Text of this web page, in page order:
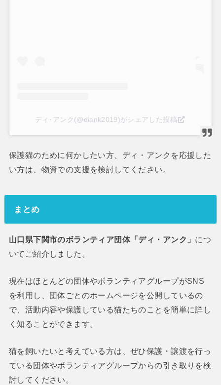
ディ･アンク(@diank2019)がシェアした投稿
保護猫のために何かしたい方、ディ・アンクを応援した
い方は、物資での支援を検討してください。
まとめ
山口県下関市のボランティア団体「ディ・アンク」 につ
いてご紹介しました。
現在はほとんどの団体やボランティアグループがSNS
を利用し、団体ごとのホームページを公開しているの
で、活動内容や保護している猫たちのことを簡単に詳し
く知ることができます。
猫を飼いたいと考えている方は、ぜひ保護・譲渡を行っ
ている団体やボランティアグループからの引き取りを検
討してください。